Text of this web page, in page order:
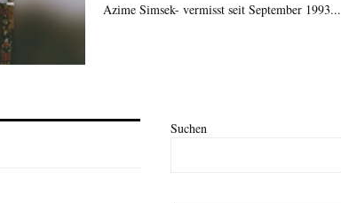
Azime Simsek- vermisst seit September 1993...
Suchen